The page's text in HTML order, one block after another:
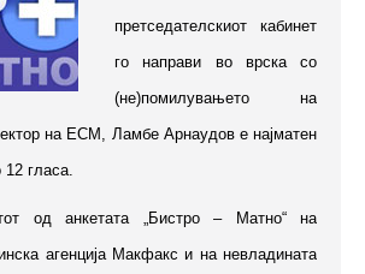
претседателскиот кабинет
го направи во врска со
(не)помилувањето на
на ЕСМ, Ламбе Арнаудов е најматен
гласа.
од анкетата „Бистро – Матно“ на
агенција Макфакс и на невладината